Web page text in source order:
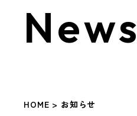
News
HOME > お知らせ